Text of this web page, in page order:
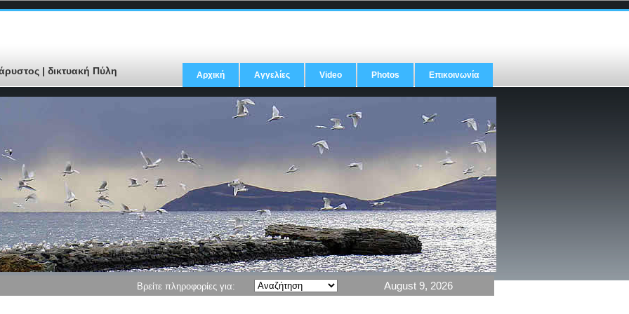
| δικτυακή Πύλη Αρχική Αγγελίες Video Photos Επικοινωνία
Βρείτε πληροφορίες για: August 9, 2026